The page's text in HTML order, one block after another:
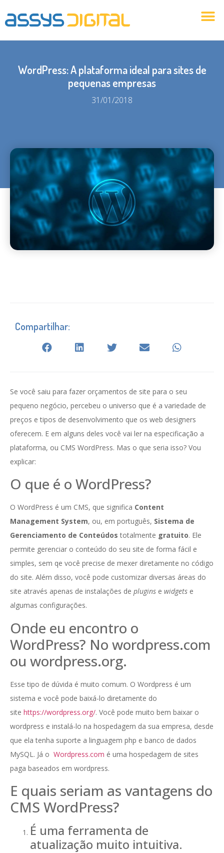
WordPress: A plataforma ideal para sites de
pequenas empresas
31/01/2018
Compartilhar:
Se você saiu para fazer orçamentos de site para o seu
pequeno negócio, percebeu o universo que é a variedade de
preços e tipos de desenvolvimento que os web designers
oferecem. E em alguns deles você vai ler na especificação a
plataforma, ou CMS WordPress. Mas o que seria isso? Vou
explicar:
O que é o WordPress?
O WordPress é um CMS, que significa Content
Management System, ou, em português, Sistema de
Gerenciamento de Conteúdostotalmente gratuito. Ele
permite gerenciar o conteúdo do seu site de forma fácil e
simples, sem qe você precise de mexer diretamente no código
do site. Além disso, você pode customizar diversas áreas do
site através apenas de instalações de plugins e widgets e
algumas configurações.
Onde eu encontro o
WordPress? No wordpress.com
ou wordpress.org.
Esse tipo de dúvida é muito comum. O Wordpress é um
sistema e você pode baixá-lo diretamente do
site https://wordpress.org/. Você pode muito bem baixar o
wordpress e instalá-lo na hospedagem da sua empresa, desde
que ela tenha suporte a linguagem php e banco de dados
MySQL. Já o Wordpress.com é uma hospedagem de sites
paga baseados em wordpress.
E quais seriam as vantagens do
CMS WordPress?
É uma ferramenta de
atualização muito intuitiva.